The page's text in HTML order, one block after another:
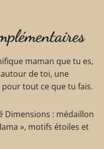
maman que tu es,
de toi, une
tout ce que tu fais.
Dimensions : médaillon
», motifs étoiles et